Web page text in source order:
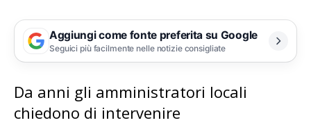
Aggiungi come fonte preferita su Google
Seguici più facilmente nelle notizie consigliate
Da anni gli amministratori locali
chiedono di intervenire